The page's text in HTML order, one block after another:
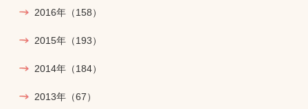
2016年 （158）
2015年 （193）
2014年 （184）
2013年 （67）